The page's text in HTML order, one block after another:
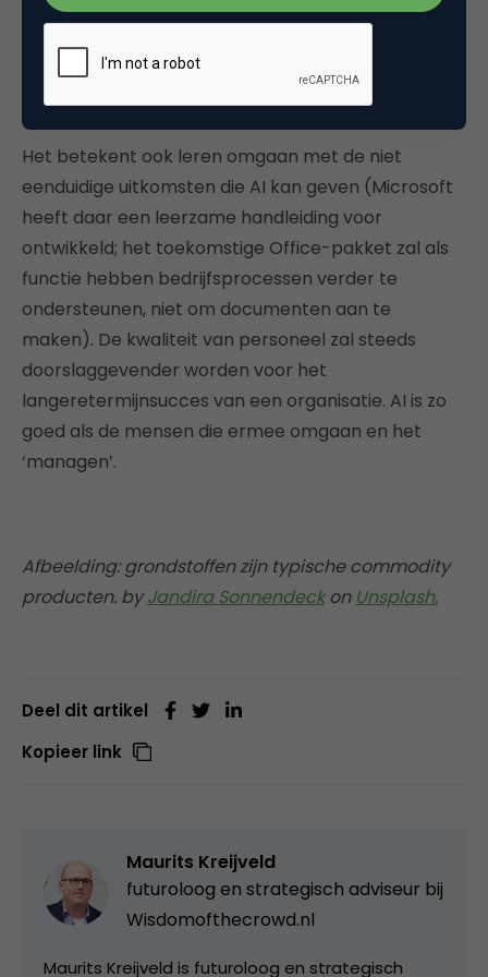
kennis, ervaring en vaardigheden die een
organisatie bezit. AI kan helpen om de vele
verzamelde data bruikbaar, bevraagbaar,
werkbaar, analyseerbaar te maken.
Het betekent ook leren omgaan met de niet
eenduidige uitkomsten die AI kan geven (Microsoft
heeft daar een leerzame handleiding voor
ontwikkeld; het toekomstige Office-pakket zal als
functie hebben bedrijfsprocessen verder te
ondersteunen, niet om documenten aan te
maken). De kwaliteit van personeel zal steeds
doorslaggevender worden voor het
langeretermijnsucces van een organisatie. AI is zo
goed als de mensen die ermee omgaan en het
‘managen’.
Afbeelding: grondstoffen zijn typische commodity
producten. byJandira Sonnendeckon Unsplash.
Deel dit artikel
Kopieer link
Maurits Kreijveld
futuroloog en strategisch adviseur bij
Wisdomofthecrowd.nl
Maurits Kreijveld is futuroloog en strategisch